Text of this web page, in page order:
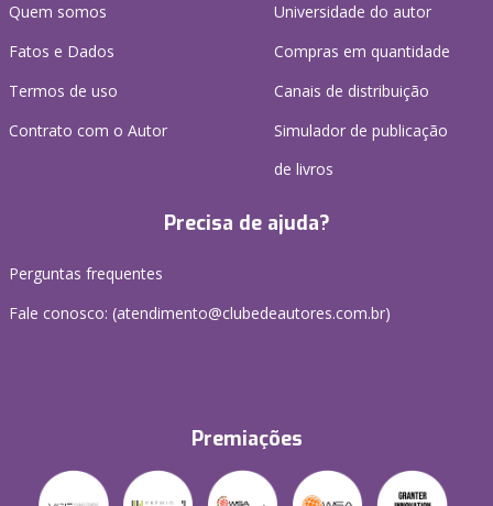
Quem somos
Fatos e Dados
Termos de uso
Contrato com o Autor
Universidade do autor
Compras em quantidade
Canais de distribuição
Simulador de publicação
de livros
Precisa de ajuda?
Perguntas frequentes
Fale conosco: (atendimento@clubedeautores.com.br)
Premiações